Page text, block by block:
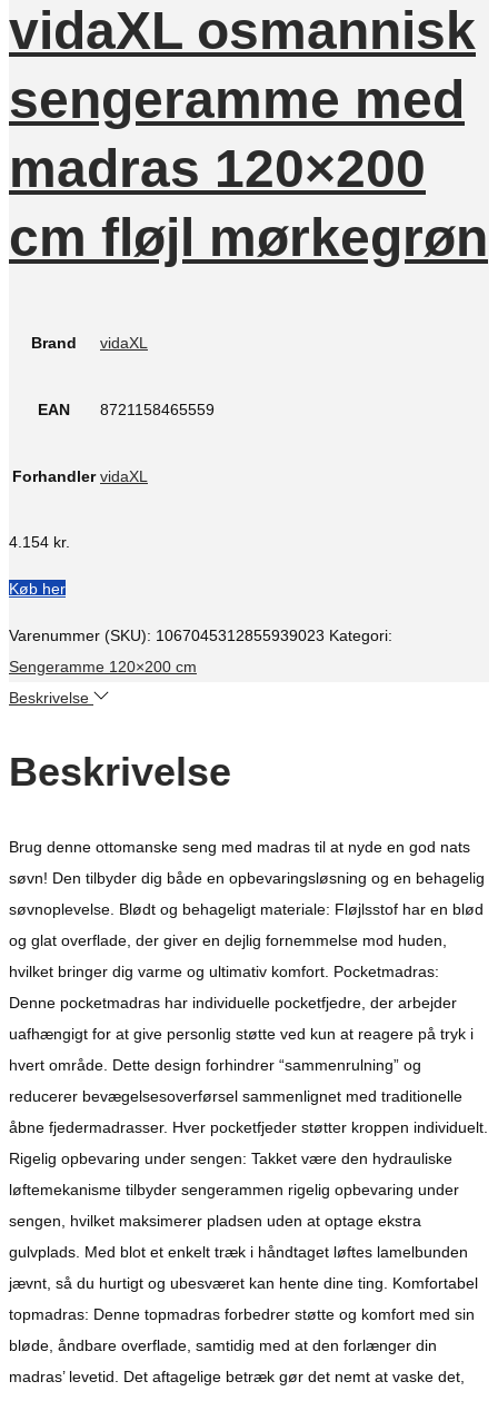
vidaXL osmannisk
sengeramme med
madras 120×200
cm fløjl mørkegrøn
Brand vidaXL
EAN 8721158465559
Forhandler vidaXL
4.154 kr.
Køb her
Varenummer (SKU): 1067045312855939023 Kategori:
Sengeramme 120×200 cm
Beskrivelse
Beskrivelse
Brug denne ottomanske seng med madras til at nyde en god nats
søvn! Den tilbyder dig både en opbevaringsløsning og en behagelig
søvnoplevelse. Blødt og behageligt materiale: Fløjlsstof har en blød
og glat overflade, der giver en dejlig fornemmelse mod huden,
hvilket bringer dig varme og ultimativ komfort. Pocketmadras:
Denne pocketmadras har individuelle pocketfjedre, der arbejder
uafhængigt for at give personlig støtte ved kun at reagere på tryk i
hvert område. Dette design forhindrer “sammenrulning” og
reducerer bevægelsesoverførsel sammenlignet med traditionelle
åbne fjedermadrasser. Hver pocketfjeder støtter kroppen individuelt.
Rigelig opbevaring under sengen: Takket være den hydrauliske
løftemekanisme tilbyder sengerammen rigelig opbevaring under
sengen, hvilket maksimerer pladsen uden at optage ekstra
gulvplads. Med blot et enkelt træk i håndtaget løftes lamelbunden
jævnt, så du hurtigt og ubesværet kan hente dine ting. Komfortabel
topmadras: Denne topmadras forbedrer støtte og komfort med sin
bløde, åndbare overflade, samtidig med at den forlænger din
madras’ levetid. Det aftagelige betræk gør det nemt at vaske det,